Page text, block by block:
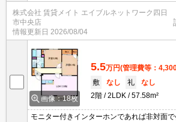
りWEBのみでの契約も可能ですのでお気軽
株式会社 賃貸メイト エイブルネットワーク四日
市中央店
情報更新日 2026/08/04
画像：18枚
5.5万円(管理費等：
敷
なし 礼
なし
2階
2LDK 57.58m²
モニター付きインターホンであれば非対面で